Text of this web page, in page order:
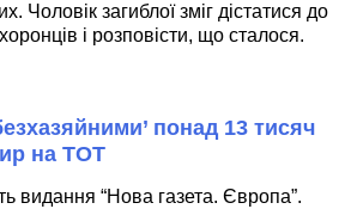
Чоловік загиблої зміг дістатися до
і розповісти, що сталося.
понад 13 тисяч
на ТОТ
видання “Нова газета. Європа”.